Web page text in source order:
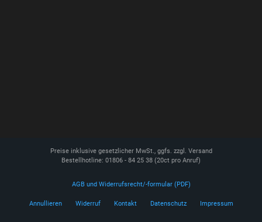
Preise inklusive gesetzlicher MwSt., ggfs. zzgl. Versand
Bestellhotline: 01806 - 84 25 38 (20ct pro Anruf)
AGB und Widerrufsrecht/-formular (PDF)
Annullieren Widerruf Kontakt Datenschutz Impressum